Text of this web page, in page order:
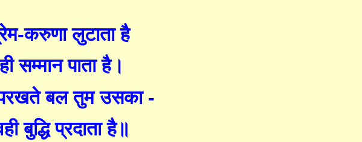
करुणा लुटाता है
सम्मान पाता है।
बल तुमउसका -
बुद्धि प्रदाता है॥